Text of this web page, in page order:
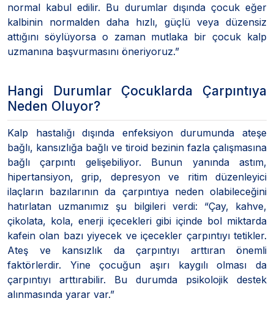
normal kabul edilir. Bu durumlar dışında çocuk eğer
kalbinin normalden daha hızlı, güçlü veya düzensiz
attığını söylüyorsa o zaman mutlaka bir çocuk kalp
uzmanına başvurmasını öneriyoruz.”
Hangi Durumlar Çocuklarda Çarpıntıya
Neden Oluyor?
Kalp hastalığı dışında enfeksiyon durumunda ateşe
bağlı, kansızlığa bağlı ve tiroid bezinin fazla çalışmasına
bağlı çarpıntı gelişebiliyor. Bunun yanında astım,
hipertansiyon, grip, depresyon ve ritim düzenleyici
ilaçların bazılarının da çarpıntıya neden olabileceğini
hatırlatan uzmanımız şu bilgileri verdi: “Çay, kahve,
çikolata, kola, enerji içecekleri gibi içinde bol miktarda
kafein olan bazı yiyecek ve içecekler çarpıntıyı tetikler.
Ateş ve kansızlık da çarpıntıyı arttıran önemli
faktörlerdir. Yine çocuğun aşırı kaygılı olması da
çarpıntıyı arttırabilir. Bu durumda psikolojik destek
alınmasında yarar var.”